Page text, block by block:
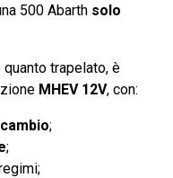
500 Abarth solo
trapelato, è
MHEV 12V, con:
cambio;
;